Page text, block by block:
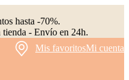
hasta -70%.
- Envío en 24h.
Mis favoritosMi cuenta